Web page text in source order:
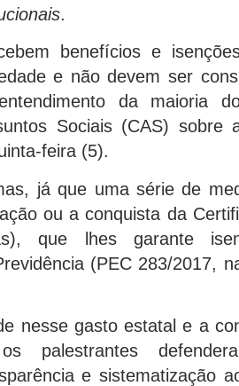
.
benefícios e
e não devem ser
da maioria
Sociais (CAS) sobre
feira (5).
já que uma série de
ou a conquista da
que lhes garante
(PEC 283/2017,
nesse gasto estatal e a
palestrantes
e sistematização